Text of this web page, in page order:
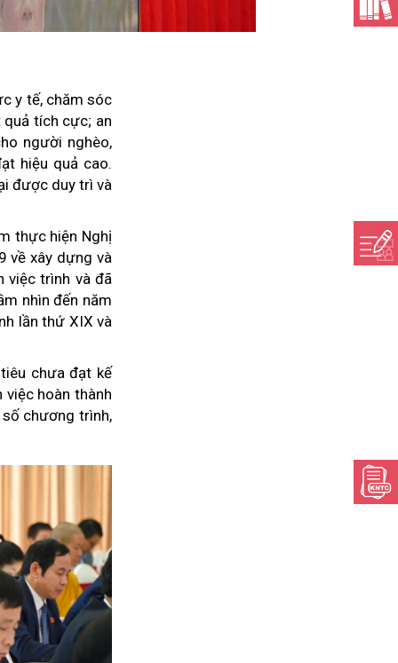
y tế, chăm sóc
tích cực; an
người nghèo,
hiệu quả cao.
được duy trì và
thực hiện Nghị
về xây dựng và
việc trình và đã
nhìn đến năm
lần thứ XIX và
chưa đạt kế
hoàn thành
chương trình,